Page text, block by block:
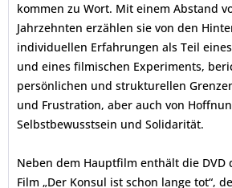
kommen zu Wort. Mit einem Abstand
Jahrzehnten erzählen sie von den
individuellen Erfahrungen als Teil
und eines filmischen Experiments,
persönlichen und strukturellen
und Frustration, aber auch von
Selbstbewusstsein und Solidarität.
Neben dem Hauptfilm enthält die DVD
Film „Der Konsul ist schon lange tot“,